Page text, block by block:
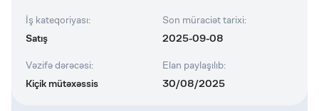
İş kateqoriyası:
Satış
Son müraciət tarixi:
2025-09-08
Vəzifə dərəcəsi:
Kiçik mütəxəssis
Elan paylaşılıb:
30/08/2025